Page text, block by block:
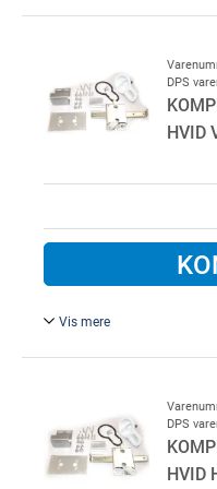
Komplet for LDG
DPS
HVID
Vis mere
Komplet for LDG
DPS
HVID